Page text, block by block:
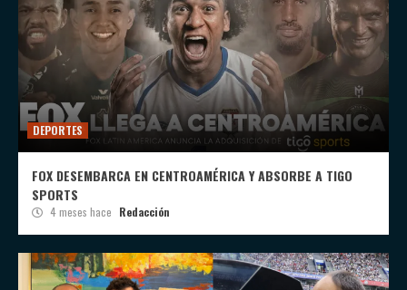
DEPORTES
FOX DESEMBARCA EN CENTROAMÉRICA Y ABSORBE A TIGO
SPORTS
4 meses hace Redacción